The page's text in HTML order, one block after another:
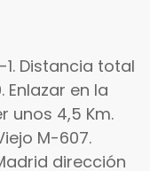
Distancia total
Enlazar en la
unos 4,5 Km.
M-607.
dirección